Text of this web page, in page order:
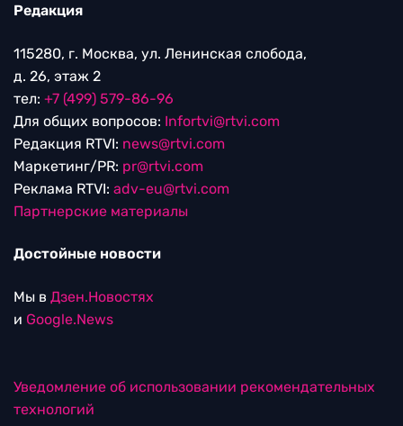
Редакция
115280, г. Москва, ул. Ленинская слобода,
д. 26, этаж 2
тел: +7 (499) 579-86-96
Для общих вопросов: Infortvi@rtvi.com
Редакция RTVI: news@rtvi.com
Маркетинг/PR: pr@rtvi.com
Реклама RTVI: adv-eu@rtvi.com
Партнерские материалы
Достойные новости
Мы в Дзен.Новостях
и Google.News
Уведомление об использовании рекомендательных
технологий